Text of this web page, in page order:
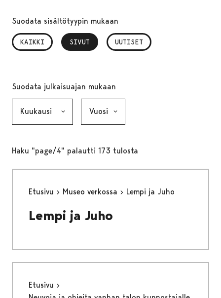
Suodata sisältötyypin mukaan
KAIKKI SIVUT
, VALITTU UUTISET
Suodata julkaisuajan mukaan
Haku "page/4" palautti 173 tulosta
Etusivu Museo verkossa Lempi ja Juho
Lempi ja Juho
Etusivu